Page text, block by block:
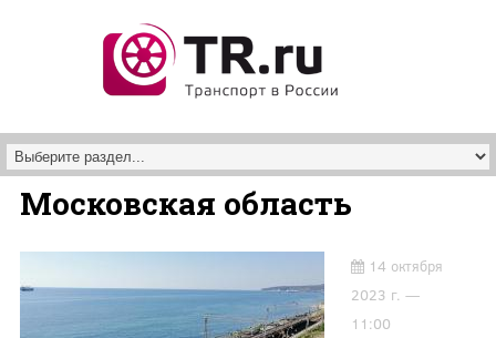
Московская область
14 октября
2023 г. —
11:00